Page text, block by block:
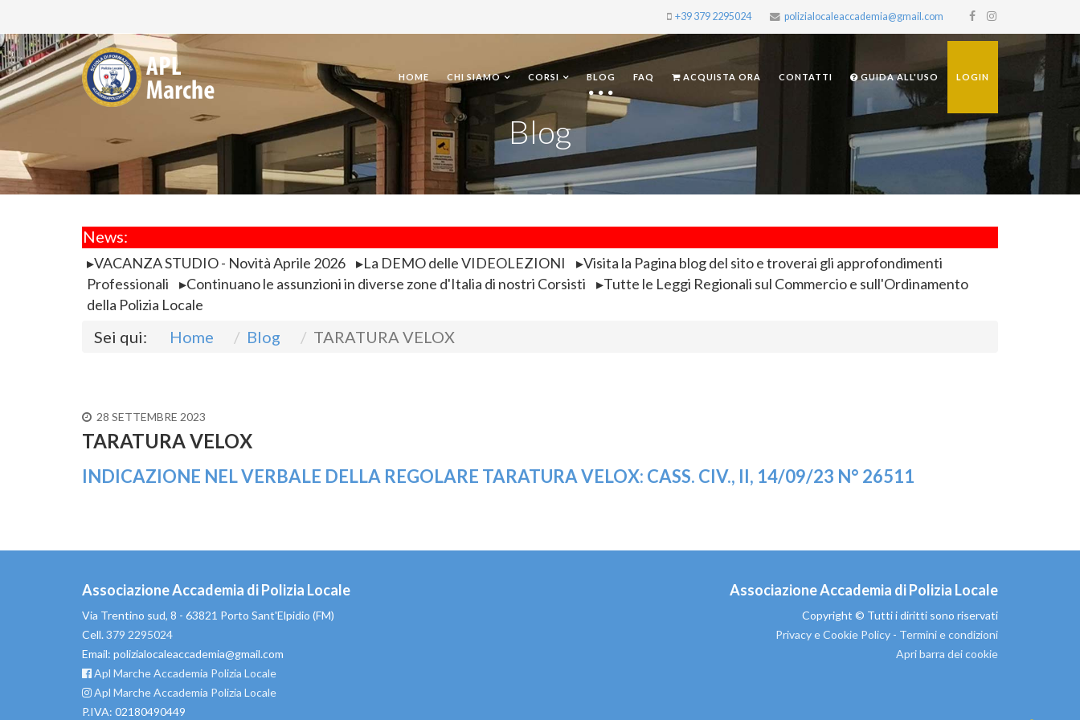
+39 379 2295024 polizialocaleaccademia@gmail.com
HOME CHI SIAMO CORSI BLOG FAQ ACQUISTA ORA CONTATTI GUIDA ALL'USO LOGIN
Blog
News:
VACANZA STUDIO - Novità Aprile 2026 La DEMO delle VIDEOLEZIONI
Visita la Pagina blog del sito e troverai gli approfondimenti
Professionali
Continuano le assunzioni in diverse zone d'Italia di nostri Corsisti
Tutte le Leggi Regionali sul Commercio e sull'Ordinamento
della Polizia Locale
Sei qui: Home Blog TARATURA VELOX
28 SETTEMBRE 2023
TARATURA VELOX
INDICAZIONE NEL VERBALE DELLA REGOLARE TARATURA VELOX: CASS. CIV., II, 14/09/23 N° 26511
Associazione Accademia di Polizia Locale
Via Trentino sud, 8 - 63821 Porto Sant'Elpidio (FM)
Cell.379 2295024
Email: polizialocaleaccademia@gmail.com
Apl Marche Accademia Polizia Locale
Apl Marche Accademia Polizia Locale
P.IVA: 02180490449
Associazione Accademia di Polizia Locale
Copyright © Tutti i diritti sono riservati
Privacy e Cookie Policy - Termini e condizioni
Apri barra dei cookie